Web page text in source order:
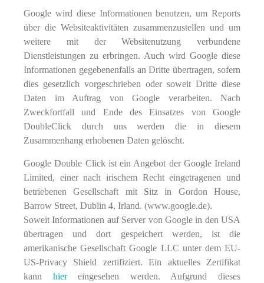
Google wird diese Informationen benutzen, um Reports
über die Websiteaktivitäten zusammenzustellen und um
weitere mit der Websitenutzung verbundene
Dienstleistungen zu erbringen. Auch wird Google diese
Informationen gegebenenfalls an Dritte übertragen, sofern
dies gesetzlich vorgeschrieben oder soweit Dritte diese
Daten im Auftrag von Google verarbeiten. Nach
Zweckfortfall und Ende des Einsatzes von Google
DoubleClick durch uns werden die in diesem
Zusammenhang erhobenen Daten gelöscht.
Google Double Click ist ein Angebot der Google Ireland
Limited, einer nach irischem Recht eingetragenen und
betriebenen Gesellschaft mit Sitz in Gordon House,
Barrow Street, Dublin 4, Irland. (www.google.de).
Soweit Informationen auf Server von Google in den USA
übertragen und dort gespeichert werden, ist die
amerikanische Gesellschaft Google LLC unter dem EU-
US-Privacy Shield zertifiziert. Ein aktuelles Zertifikat
kann hiereingesehen werden. Aufgrund dieses